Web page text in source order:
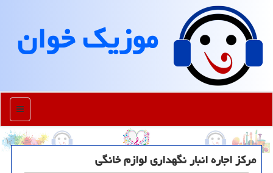
موزیك خوان
منو
مرکز اجاره انبار نگهداری لوازم خانگی